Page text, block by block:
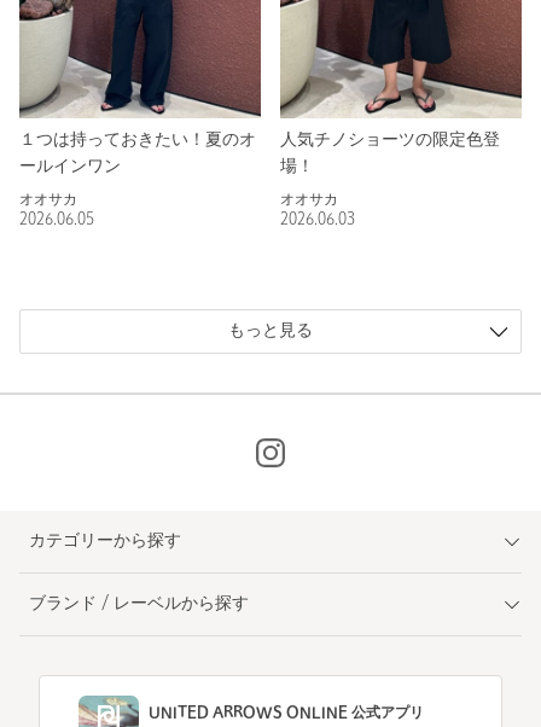
１つは持っておきたい！夏のオ
ールインワン
オオサカ
2026.06.05
人気チノショーツの限定色登
場！
オオサカ
2026.06.03
もっと見る
カテゴリーから探す
ブランド / レーベルから探す
UNITED ARROWS ONLINE 公式アプリ